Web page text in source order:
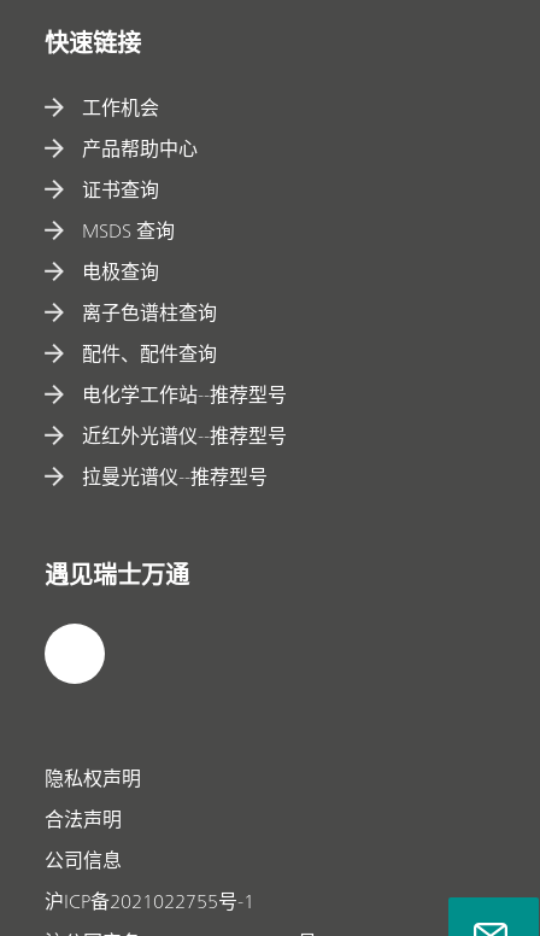
快速链接
工作机会
产品帮助中心
证书查询
MSDS 查询
电极查询
离子色谱柱查询
配件、配件查询
电化学工作站--推荐型号
近红外光谱仪--推荐型号
拉曼光谱仪--推荐型号
遇见瑞士万通
隐私权声明
合法声明
公司信息
沪ICP备2021022755号-1